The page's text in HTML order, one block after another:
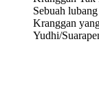
Sebuah
Kranggan
Yudhi/